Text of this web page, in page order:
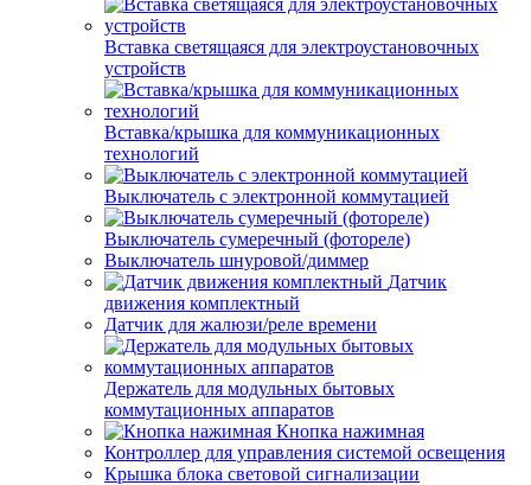
Вставка светящаяся для электроустановочных
устройств
Вставка/крышка для коммуникационных
технологий
Выключатель с электронной коммутацией
Выключатель сумеречный (фотореле)
Выключатель шнуровой/диммер
Датчик
движения комплектный
Датчик для жалюзи/реле времени
Держатель для модульных бытовых
коммутационных аппаратов
Кнопка нажимная
Контроллер для управления системой освещения
Крышка блока световой сигнализации